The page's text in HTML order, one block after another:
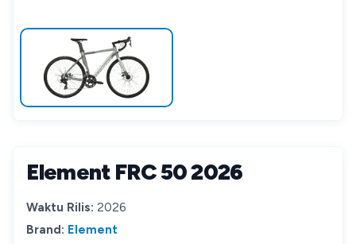
Element FRC 50 2026
Waktu Rilis: 2026
Brand: Element